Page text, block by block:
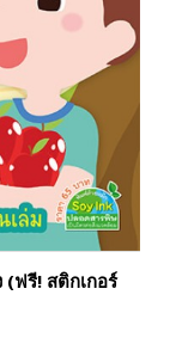
(ฟรี! สติกเกอร์